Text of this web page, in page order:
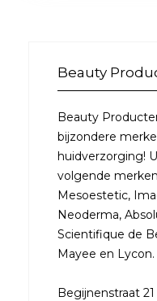
Beauty
Beauty
bijzondere
huidverzorging!
volgende
Mesoestetic,
Neoderma,
Scientifique de
Mayee en Lycon.
Begijnenstraat